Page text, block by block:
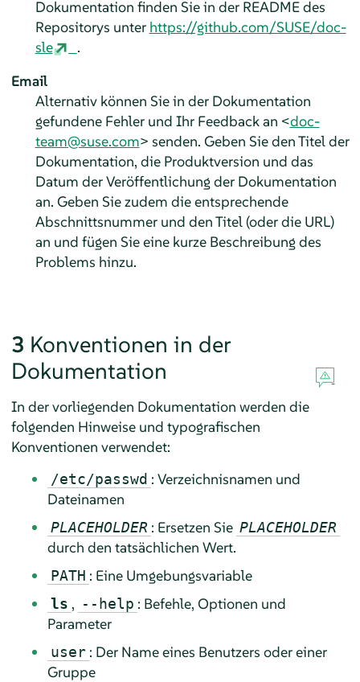
Dokumentation finden Sie in der README des
Repositorys unter https://github.com/SUSE/doc-
sle
.
Email
Alternativ können Sie in der Dokumentation
gefundene Fehler und Ihr Feedback an <doc-
team@suse.com> senden. Geben Sie den Titel der
Dokumentation, die Produktversion und das
Datum der Veröffentlichung der Dokumentation
an. Geben Sie zudem die entsprechende
Abschnittsnummer und den Titel (oder die URL)
an und fügen Sie eine kurze Beschreibung des
Problems hinzu.
3 Konventionen in der
Dokumentation
In der vorliegenden Dokumentation werden die
folgenden Hinweise und typografischen
Konventionen verwendet:
/etc/passwd : Verzeichnisnamen und
Dateinamen
PLACEHOLDER : Ersetzen Sie PLACEHOLDER
durch den tatsächlichen Wert.
PATH : Eine Umgebungsvariable
ls , --help : Befehle, Optionen und
Parameter
user : Der Name eines Benutzers oder einer
Gruppe